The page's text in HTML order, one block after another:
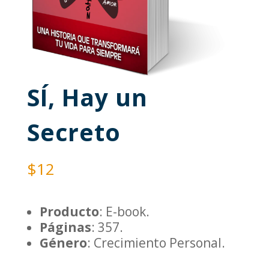
SÍ, Hay un
Secreto
$12
Producto: E-book.
Páginas: 357.
Género: Crecimiento Personal.